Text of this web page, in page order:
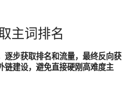
主词排名
逐步获取排名和流量，最终反向获
链建设，避免直接硬刚高难度主